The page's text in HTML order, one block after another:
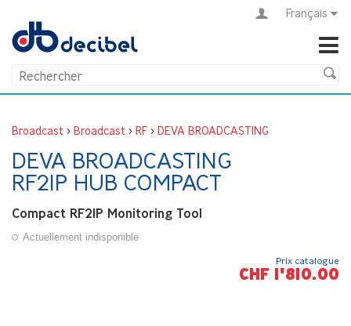
Français
Broadcast > Broadcast > RF > DEVA BROADCASTING
DEVA BROADCASTING
RF2IP HUB COMPACT
Compact RF2IP Monitoring Tool
Actuellement indisponible
Prix catalogue
CHF 1'810.00